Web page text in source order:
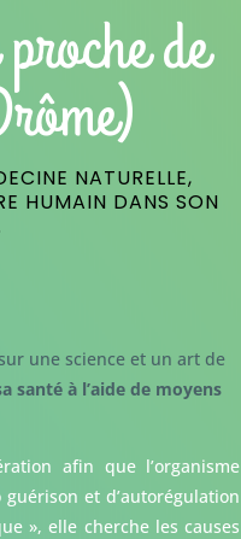
de
NATURELLE,
HUMAIN DANS SON
une science et un art de
santé à l’aide de moyens
afin que l’organisme
et d’autorégulation
», elle cherche les causes